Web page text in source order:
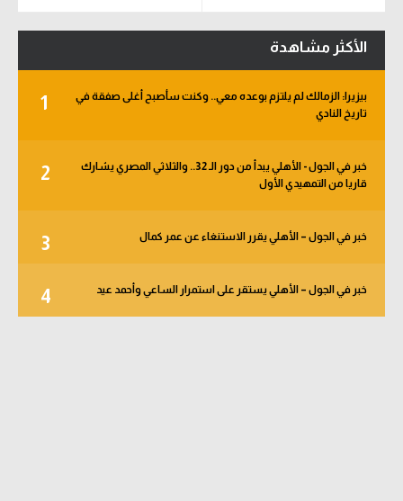
الأكثر مشاهدة
1
بيزيرا: الزمالك لم يلتزم بوعده معي.. وكنت سأصبح أغلى صفقة في
تاريخ النادي
2
خبر في الجول - الأهلي يبدأ من دور الـ 32.. والثلاثي المصري يشارك
قاريا من التمهيدي الأول
3 خبر في الجول – الأهلي يقرر الاستنغاء عن عمر كمال
4 خبر في الجول – الأهلي يستقر على استمرار الساعي وأحمد عيد